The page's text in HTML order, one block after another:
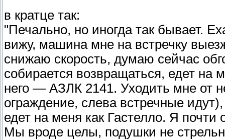
в кратце так:
"Печально, но иногда так бывает.
вижу, машина мне на встречку
снижаю скорость, думаю сейчас
собирается возвращаться, едет
него — АЗЛК 2141. Уходить мне от
ограждение, слева встречные
едет на меня как Гастелло. Я
Мы вроде целы, подушки не